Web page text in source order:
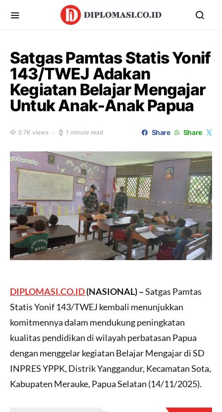
Satgas Pamtas Statis Yonif
143/TWEJ Adakan
Kegiatan Belajar Mengajar
Untuk Anak-Anak Papua
3.7K views 1 minute read Share Share
DIPLOMASI.CO.ID(NASIONAL) –Satgas Pamtas
Statis Yonif 143/TWEJ kembali menunjukkan
komitmennya dalam mendukung peningkatan
kualitas pendidikan di wilayah perbatasan Papua
dengan menggelar kegiatan Belajar Mengajar di SD
INPRES YPPK, Distrik Yanggandur, Kecamatan Sota,
Kabupaten Merauke, Papua Selatan (14/11/2025).